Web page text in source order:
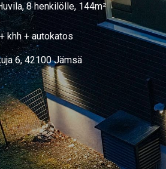
8 henkilölle, 144m²
khh + autokatos
6, 42100 Jämsä